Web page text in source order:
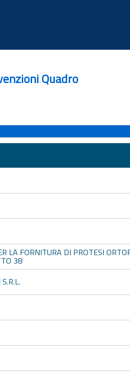
Quadro
LA FORNITURA DI PROTESI
38